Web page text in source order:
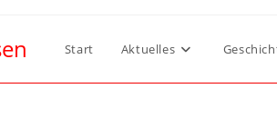
Start Aktuelles